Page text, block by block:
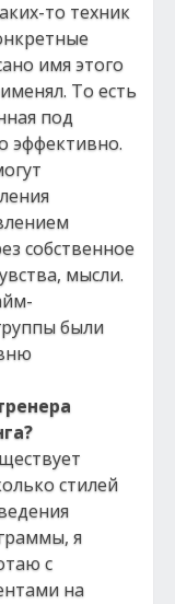
то техник
имя этого
То есть
под
эффективно.
собственное
мысли.
были
стилей
я
с
на